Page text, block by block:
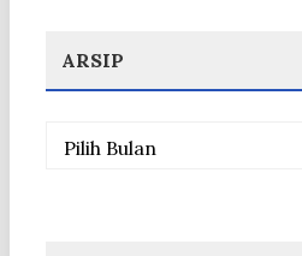
ARSIP
Arsip